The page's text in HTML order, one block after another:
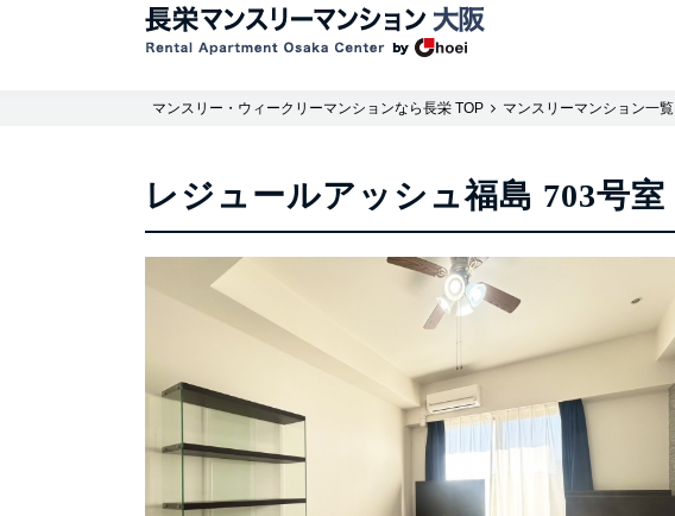
マンスリー・ウィークリーマンションなら長栄 TOP マンスリーマンション一覧
レジュールアッシュ福島 703号室